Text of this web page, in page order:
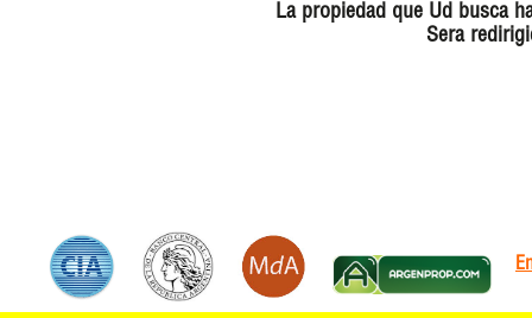
La propiedad que Ud busca
Sera